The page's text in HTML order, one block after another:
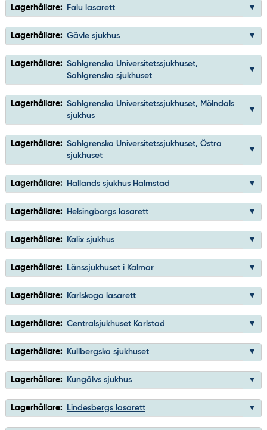
Lagerhållare: Falu lasarett
Lagerhållare: Gävle sjukhus
Lagerhållare: Sahlgrenska Universitetssjukhuset,
Sahlgrenska sjukhuset
Lagerhållare: Sahlgrenska Universitetssjukhuset, Mölndals
sjukhus
Lagerhållare: Sahlgrenska Universitetssjukhuset, Östra
sjukhuset
Lagerhållare: Hallands sjukhus Halmstad
Lagerhållare: Helsingborgs lasarett
Lagerhållare: Kalix sjukhus
Lagerhållare: Länssjukhuset i Kalmar
Lagerhållare: Karlskoga lasarett
Lagerhållare: Centralsjukhuset Karlstad
Lagerhållare: Kullbergska sjukhuset
Lagerhållare: Kungälvs sjukhus
Lagerhållare: Lindesbergs lasarett